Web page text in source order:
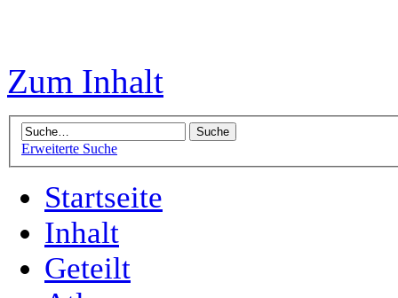
Zum Inhalt
Erweiterte Suche
Startseite
Inhalt
Geteilt